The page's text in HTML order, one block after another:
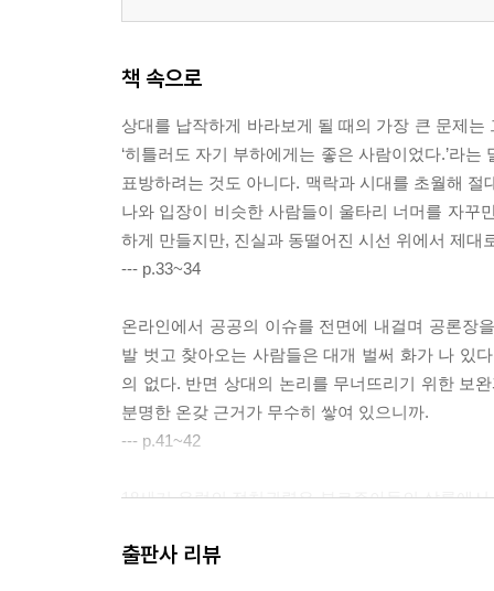
책 속으로
상대를 납작하게 바라보게 될 때의 가장 큰 문제
‘히틀러도 자기 부하에게는 좋은 사람이었다.’라
표방하려는 것도 아니다. 맥락과 시대를 초월해
나와 입장이 비슷한 사람들이 울타리 너머를 자꾸
하게 만들지만, 진실과 동떨어진 시선 위에서 제대
--- p.33~34
온라인에서 공공의 이슈를 전면에 내걸며 공론장
발 벗고 찾아오는 사람들은 대개 벌써 화가 나 있
의 없다. 반면 상대의 논리를 무너뜨리기 위한 보
분명한 온갖 근거가 무수히 쌓여 있으니까.
--- p.41~42
18세기 유럽의 정치권력은 부르주아들의 살롱에
은 동등한 주권을 가지고 있다. 그렇기에 공론을
출판사 리뷰